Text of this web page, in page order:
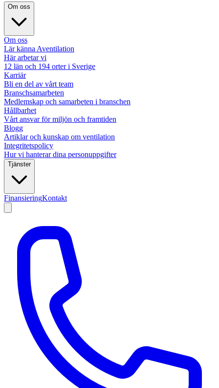
Om oss
Om oss
Lär känna Aventilation
Här arbetar vi
12 län och 194 orter i Sverige
Karriär
Bli en del av vårt team
Branschsamarbeten
Medlemskap och samarbeten i branschen
Hållbarhet
Vårt ansvar för miljön och framtiden
Blogg
Artiklar och kunskap om ventilation
Integritetspolicy
Hur vi hanterar dina personuppgifter
Tjänster
FinansieringKontakt